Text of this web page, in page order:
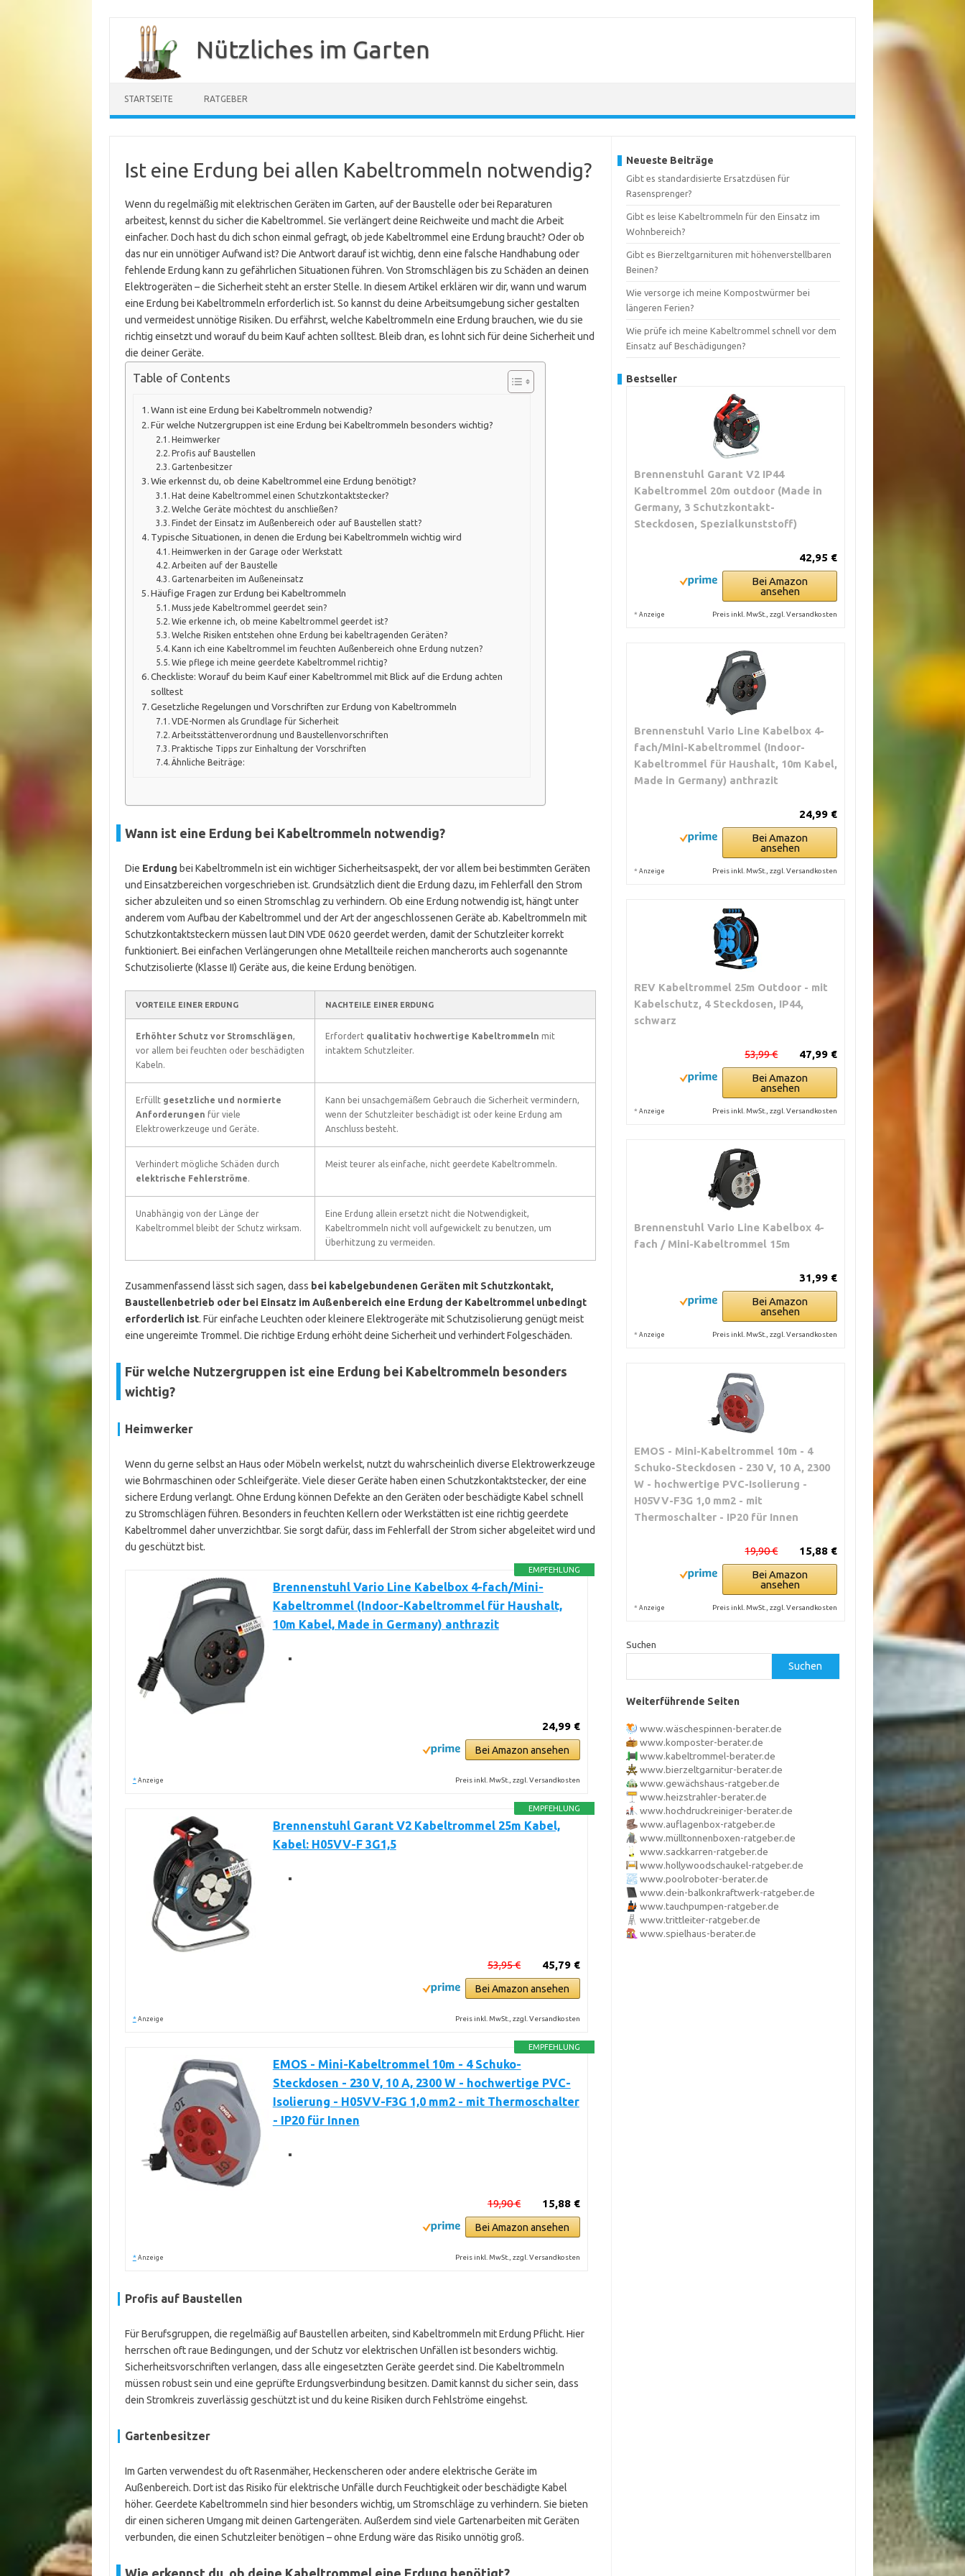
springen
Nützliches im Garten
STARTSEITE RATGEBER
Ist eine Erdung bei allen Kabeltrommeln notwendig?
Wenn du regelmäßig mit elektrischen Geräten im Garten, auf der Baustelle oder bei Reparaturen
arbeitest, kennst du sicher die Kabeltrommel. Sie verlängert deine Reichweite und macht die Arbeit
einfacher. Doch hast du dich schon einmal gefragt, ob jede Kabeltrommel eine Erdung braucht? Oder ob
das nur ein unnötiger Aufwand ist? Die Antwort darauf ist wichtig, denn eine falsche Handhabung oder
fehlende Erdung kann zu gefährlichen Situationen führen. Von Stromschlägen bis zu Schäden an deinen
Elektrogeräten – die Sicherheit steht an erster Stelle. In diesem Artikel erklären wir dir, wann und warum
eine Erdung bei Kabeltrommeln erforderlich ist. So kannst du deine Arbeitsumgebung sicher gestalten
und vermeidest unnötige Risiken. Du erfährst, welche Kabeltrommeln eine Erdung brauchen, wie du sie
richtig einsetzt und worauf du beim Kauf achten solltest. Bleib dran, es lohnt sich für deine Sicherheit und
die deiner Geräte.
Table of Contents
Wann ist eine Erdung bei Kabeltrommeln notwendig?
Für welche Nutzergruppen ist eine Erdung bei Kabeltrommeln besonders wichtig?
Heimwerker
Profis auf Baustellen
Gartenbesitzer
Wie erkennst du, ob deine Kabeltrommel eine Erdung benötigt?
Hat deine Kabeltrommel einen Schutzkontaktstecker?
Welche Geräte möchtest du anschließen?
Findet der Einsatz im Außenbereich oder auf Baustellen statt?
Typische Situationen, in denen die Erdung bei Kabeltrommeln wichtig wird
Heimwerken in der Garage oder Werkstatt
Arbeiten auf der Baustelle
Gartenarbeiten im Außeneinsatz
Häufige Fragen zur Erdung bei Kabeltrommeln
Muss jede Kabeltrommel geerdet sein?
Wie erkenne ich, ob meine Kabeltrommel geerdet ist?
Welche Risiken entstehen ohne Erdung bei kabeltragenden Geräten?
Kann ich eine Kabeltrommel im feuchten Außenbereich ohne Erdung nutzen?
Wie pflege ich meine geerdete Kabeltrommel richtig?
Checkliste: Worauf du beim Kauf einer Kabeltrommel mit Blick auf die Erdung achten
solltest
Gesetzliche Regelungen und Vorschriften zur Erdung von Kabeltrommeln
VDE-Normen als Grundlage für Sicherheit
Arbeitsstättenverordnung und Baustellenvorschriften
Praktische Tipps zur Einhaltung der Vorschriften
Ähnliche Beiträge:
Wann ist eine Erdung bei Kabeltrommeln notwendig?
Die Erdung bei Kabeltrommeln ist ein wichtiger Sicherheitsaspekt, der vor allem bei bestimmten Geräten
und Einsatzbereichen vorgeschrieben ist. Grundsätzlich dient die Erdung dazu, im Fehlerfall den Strom
sicher abzuleiten und so einen Stromschlag zu verhindern. Ob eine Erdung notwendig ist, hängt unter
anderem vom Aufbau der Kabeltrommel und der Art der angeschlossenen Geräte ab. Kabeltrommeln mit
Schutzkontaktsteckern müssen laut DIN VDE 0620 geerdet werden, damit der Schutzleiter korrekt
funktioniert. Bei einfachen Verlängerungen ohne Metallteile reichen mancherorts auch sogenannte
Schutzisolierte (Klasse II) Geräte aus, die keine Erdung benötigen.
VORTEILE EINER ERDUNG NACHTEILE EINER ERDUNG
Erhöhter Schutz vor Stromschlägen,
vor allem bei feuchten oder beschädigten
Kabeln.
Erfordert qualitativ hochwertige Kabeltrommeln mit
intaktem Schutzleiter.
Erfüllt gesetzliche und normierte
Anforderungen für viele
Elektrowerkzeuge und Geräte.
Kann bei unsachgemäßem Gebrauch die Sicherheit vermindern,
wenn der Schutzleiter beschädigt ist oder keine Erdung am
Anschluss besteht.
Verhindert mögliche Schäden durch
elektrische Fehlerströme.
Meist teurer als einfache, nicht geerdete Kabeltrommeln.
Unabhängig von der Länge der
Kabeltrommel bleibt der Schutz wirksam.
Eine Erdung allein ersetzt nicht die Notwendigkeit,
Kabeltrommeln nicht voll aufgewickelt zu benutzen, um
Überhitzung zu vermeiden.
Zusammenfassend lässt sich sagen, dass bei kabelgebundenen Geräten mit Schutzkontakt,
Baustellenbetrieb oder bei Einsatz im Außenbereich eine Erdung der Kabeltrommel unbedingt
erforderlich ist. Für einfache Leuchten oder kleinere Elektrogeräte mit Schutzisolierung genügt meist
eine ungereimte Trommel. Die richtige Erdung erhöht deine Sicherheit und verhindert Folgeschäden.
Für welche Nutzergruppen ist eine Erdung bei Kabeltrommeln besonders
wichtig?
Heimwerker
Wenn du gerne selbst an Haus oder Möbeln werkelst, nutzt du wahrscheinlich diverse Elektrowerkzeuge
wie Bohrmaschinen oder Schleifgeräte. Viele dieser Geräte haben einen Schutzkontaktstecker, der eine
sichere Erdung verlangt. Ohne Erdung können Defekte an den Geräten oder beschädigte Kabel schnell
zu Stromschlägen führen. Besonders in feuchten Kellern oder Werkstätten ist eine richtig geerdete
Kabeltrommel daher unverzichtbar. Sie sorgt dafür, dass im Fehlerfall der Strom sicher abgeleitet wird und
du geschützt bist.
EMPFEHLUNG
Brennenstuhl Vario Line Kabelbox 4-fach/Mini-
Kabeltrommel (Indoor-Kabeltrommel für Haushalt,
10m Kabel, Made in Germany) anthrazit
24,99 €
Bei Amazon ansehen
* Anzeige Preis inkl. MwSt., zzgl. Versandkosten
EMPFEHLUNG
Brennenstuhl Garant V2 Kabeltrommel 25m Kabel,
Kabel: H05VV-F 3G1,5
45,79 €
53,95 €
Bei Amazon ansehen
* Anzeige Preis inkl. MwSt., zzgl. Versandkosten
EMPFEHLUNG
EMOS - Mini-Kabeltrommel 10m - 4 Schuko-
Steckdosen - 230 V, 10 A, 2300 W - hochwertige PVC-
Isolierung - H05VV-F3G 1,0 mm2 - mit Thermoschalter
- IP20 für Innen
15,88 €
19,90 €
Bei Amazon ansehen
* Anzeige Preis inkl. MwSt., zzgl. Versandkosten
Profis auf Baustellen
Für Berufsgruppen, die regelmäßig auf Baustellen arbeiten, sind Kabeltrommeln mit Erdung Pflicht. Hier
herrschen oft raue Bedingungen, und der Schutz vor elektrischen Unfällen ist besonders wichtig.
Sicherheitsvorschriften verlangen, dass alle eingesetzten Geräte geerdet sind. Die Kabeltrommeln
müssen robust sein und eine geprüfte Erdungsverbindung besitzen. Damit kannst du sicher sein, dass
dein Stromkreis zuverlässig geschützt ist und du keine Risiken durch Fehlströme eingehst.
Gartenbesitzer
Im Garten verwendest du oft Rasenmäher, Heckenscheren oder andere elektrische Geräte im
Außenbereich. Dort ist das Risiko für elektrische Unfälle durch Feuchtigkeit oder beschädigte Kabel
höher. Geerdete Kabeltrommeln sind hier besonders wichtig, um Stromschläge zu verhindern. Sie bieten
dir einen sicheren Umgang mit deinen Gartengeräten. Außerdem sind viele Gartenarbeiten mit Geräten
verbunden, die einen Schutzleiter benötigen – ohne Erdung wäre das Risiko unnötig groß.
Wie erkennst du, ob deine Kabeltrommel eine Erdung benötigt?
Neueste Beiträge
Gibt es standardisierte Ersatzdüsen für
Rasensprenger?
Gibt es leise Kabeltrommeln für den Einsatz im
Wohnbereich?
Gibt es Bierzeltgarnituren mit höhenverstellbaren
Beinen?
Wie versorge ich meine Kompostwürmer bei
längeren Ferien?
Wie prüfe ich meine Kabeltrommel schnell vor dem
Einsatz auf Beschädigungen?
Bestseller
Brennenstuhl Garant V2 IP44
Kabeltrommel 20m outdoor (Made in
Germany, 3 Schutzkontakt-
Steckdosen, Spezialkunststoff)
42,95 €
Bei Amazon
ansehen
* Anzeige Preis inkl. MwSt., zzgl. Versandkosten
Brennenstuhl Vario Line Kabelbox 4-
fach/Mini-Kabeltrommel (Indoor-
Kabeltrommel für Haushalt, 10m Kabel,
Made in Germany) anthrazit
24,99 €
Bei Amazon
ansehen
* Anzeige Preis inkl. MwSt., zzgl. Versandkosten
REV Kabeltrommel 25m Outdoor - mit
Kabelschutz, 4 Steckdosen, IP44,
schwarz
47,99 €
53,99 €
Bei Amazon
ansehen
* Anzeige Preis inkl. MwSt., zzgl. Versandkosten
Brennenstuhl Vario Line Kabelbox 4-
fach / Mini-Kabeltrommel 15m
31,99 €
Bei Amazon
ansehen
* Anzeige Preis inkl. MwSt., zzgl. Versandkosten
EMOS - Mini-Kabeltrommel 10m - 4
Schuko-Steckdosen - 230 V, 10 A, 2300
W - hochwertige PVC-Isolierung -
H05VV-F3G 1,0 mm2 - mit
Thermoschalter - IP20 für Innen
15,88 €
19,90 €
Bei Amazon
ansehen
* Anzeige Preis inkl. MwSt., zzgl. Versandkosten
Suchen
Suchen
Weiterführende Seiten
www.wäschespinnen-berater.de
www.komposter-berater.de
www.kabeltrommel-berater.de
www.bierzeltgarnitur-berater.de
www.gewächshaus-ratgeber.de
www.heizstrahler-berater.de
www.hochdruckreiniger-berater.de
www.auflagenbox-ratgeber.de
www.mülltonnenboxen-ratgeber.de
www.sackkarren-ratgeber.de
www.hollywoodschaukel-ratgeber.de
www.poolroboter-berater.de
www.dein-balkonkraftwerk-ratgeber.de
www.tauchpumpen-ratgeber.de
www.trittleiter-ratgeber.de
www.spielhaus-berater.de